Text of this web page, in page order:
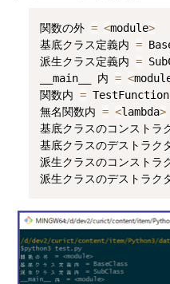
関数の外 = <module>
基底クラス定義内 =
派生クラス定義内 =
__main__ 内 = <
関数内 = TestFunction
無名関数内 = <lambda>
基底クラスのコンスト
基底クラスのデストラ
派生クラスのコンスト
派生クラスのデストラ